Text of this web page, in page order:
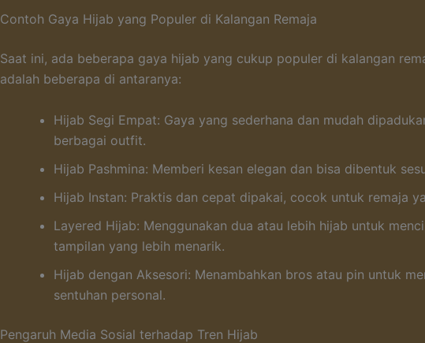
Contoh Gaya Hijab yang Populer di Kalangan Remaja
Saat ini, ada beberapa gaya hijab yang cukup populer di kalangan
adalah beberapa di antaranya:
Hijab Segi Empat: Gaya yang sederhana dan mudah
berbagai outfit.
Hijab Pashmina: Memberi kesan elegan dan bisa dibentuk
Hijab Instan: Praktis dan cepat dipakai, cocok untuk remaja
Layered Hijab: Menggunakan dua atau lebih hijab untuk
tampilan yang lebih menarik.
Hijab dengan Aksesori: Menambahkan bros atau pin untuk
sentuhan personal.
Pengaruh Media Sosial terhadap Tren Hijab